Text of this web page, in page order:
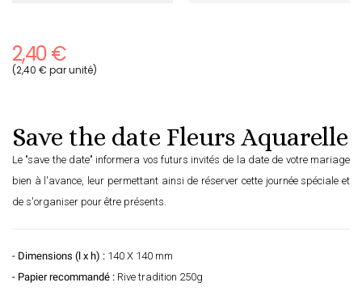
2,40 €
(2,40 € par unité)
Save the date Fleurs Aquarelle
Le "save the date" informera vos futurs invités de la date de votre mariage
bien à l'avance, leur permettant ainsi de réserver cette journée spéciale et
de s'organiser pour être présents.
- Dimensions (l x h) : 140 X 140 mm
- Papier recommandé : Rive tradition 250g